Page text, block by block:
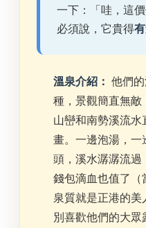
一下：「哇，這
必須說，它貴得
溫泉介紹： 他們
種，景觀簡直無
山巒和南勢溪流
畫。一邊泡湯，
頭，溪水潺潺流
錢包滴血也值了（
泉質就是正港的
別喜歡他們的大